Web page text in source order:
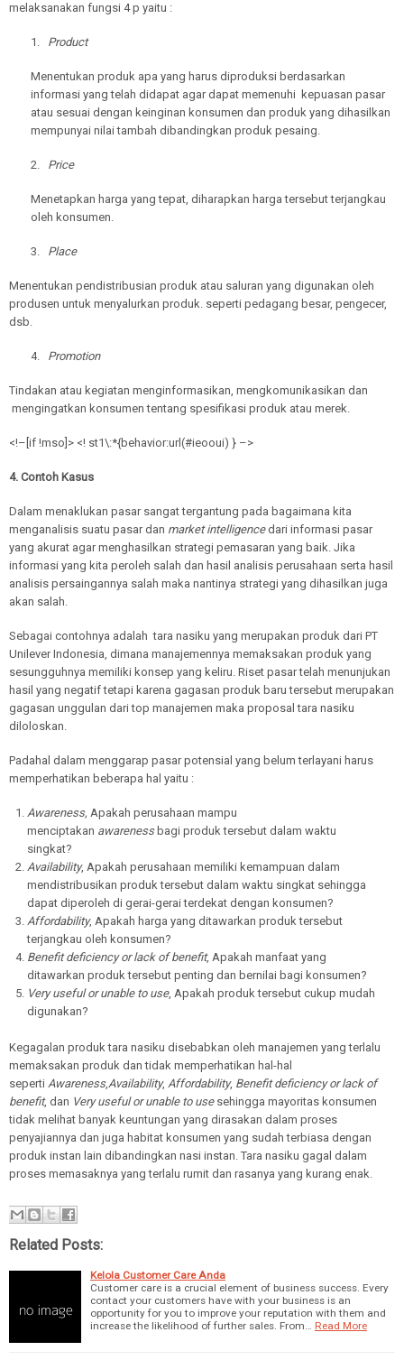
melaksanakan fungsi 4 p yaitu :
1. Product
Menentukan produk apa yang harus diproduksi berdasarkan
informasi yang telah didapat agar dapat memenuhi kepuasan pasar
atau sesuai dengan keinginan konsumen dan produk yang dihasilkan
mempunyai nilai tambah dibandingkan produk pesaing.
2. Price
Menetapkan harga yang tepat, diharapkan harga tersebut terjangkau
oleh konsumen.
3. Place
Menentukan pendistribusian produk atau saluran yang digunakan oleh
produsen untuk menyalurkan produk. seperti pedagang besar, pengecer,
dsb.
4. Promotion
Tindakan atau kegiatan menginformasikan, mengkomunikasikan dan
mengingatkan konsumen tentang spesifikasi produk atau merek.
<!–[if !mso]> <! st1\:*{behavior:url(#ieooui) } –>
4. Contoh Kasus
Dalam menaklukan pasar sangat tergantung pada bagaimana kita
menganalisis suatu pasar dan market intelligencedari informasi pasar
yang akurat agar menghasilkan strategi pemasaran yang baik. Jika
informasi yang kita peroleh salah dan hasil analisis perusahaan serta hasil
analisis persaingannya salah maka nantinya strategi yang dihasilkan juga
akan salah.
Sebagai contohnya adalah tara nasiku yang merupakan produk dari PT
Unilever Indonesia, dimana manajemennya memaksakan produk yang
sesungguhnya memiliki konsep yang keliru. Riset pasar telah menunjukan
hasil yang negatif tetapi karena gagasan produk baru tersebut merupakan
gagasan unggulan dari top manajemen maka proposal tara nasiku
diloloskan.
Padahal dalam menggarap pasar potensial yang belum terlayani harus
memperhatikan beberapa hal yaitu :
Awareness, Apakah perusahaan mampu
menciptakan awarenessbagi produk tersebut dalam waktu
singkat?
Availability, Apakah perusahaan memiliki kemampuan dalam
mendistribusikan produk tersebut dalam waktu singkat sehingga
dapat diperoleh di gerai-gerai terdekat dengan konsumen?
Affordability, Apakah harga yang ditawarkan produk tersebut
terjangkau oleh konsumen?
Benefit deficiency or lack of benefit, Apakah manfaat yang
ditawarkan produk tersebut penting dan bernilai bagi konsumen?
Very useful or unable to use, Apakah produk tersebut cukup mudah
digunakan?
Kegagalan produk tara nasiku disebabkan oleh manajemen yang terlalu
memaksakan produk dan tidak memperhatikan hal-hal
seperti Awareness,Availability, Affordability, Benefit deficiency or lack of
benefit, dan Very useful or unable to usesehingga mayoritas konsumen
tidak melihat banyak keuntungan yang dirasakan dalam proses
penyajiannya dan juga habitat konsumen yang sudah terbiasa dengan
produk instan lain dibandingkan nasi instan. Tara nasiku gagal dalam
proses memasaknya yang terlalu rumit dan rasanya yang kurang enak.
Related Posts:
Kelola Customer Care Anda
Customer care is a crucial element of business success. Every
contact your customers have with your business is an
opportunity for you to improve your reputation with them and
increase the likelihood of further sales. From…
Read More